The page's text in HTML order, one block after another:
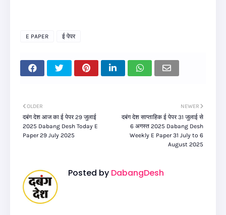
E PAPER ई पेपर
NEWER
दबंग देश साप्ताहिक ई पेपर 31 जुलाई से
6 अगस्त 2025 Dabang Desh
Weekly E Paper 31 July to 6
August 2025
OLDER
दबंग देश आज का ई पेपर 29 जुलाई
2025 Dabang Desh Today E
Paper 29 July 2025
Posted by DabangDesh